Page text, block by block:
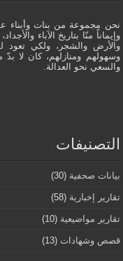
نحن مجموعة من بنات وأبناء
وإيماناً منّا بتاريخ الآباء
والأرض والشجر، ولكي تعود
وسهولهم ومنازلهم، كان لا بدّ
والسعي نحو العدالة.
التصنيفات
بيانات صحفية (30)
تقارير إخبارية (58)
تقارير مواضيعية (10)
قصص وشهادات (13)